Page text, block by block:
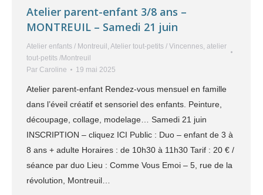
Atelier parent-enfant 3/8 ans –
MONTREUIL – Samedi 21 juin
Atelier enfants / Montreuil, Atelier tout-petits / Vincennes, atelier
tout-petits /Montreuil
Par Caroline 19 mai 2025
Atelier parent-enfant Rendez-vous mensuel en famille
dans l’éveil créatif et sensoriel des enfants. Peinture,
découpage, collage, modelage… Samedi 21 juin
INSCRIPTION – cliquez ICI Public : Duo – enfant de 3 à
8 ans + adulte Horaires : de 10h30 à 11h30 Tarif : 20 € /
séance par duo Lieu : Comme Vous Emoi – 5, rue de la
révolution, Montreuil…